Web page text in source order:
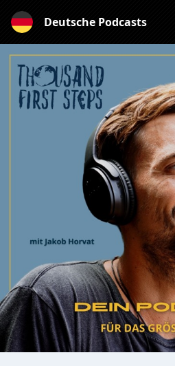
Deutsche Podcasts